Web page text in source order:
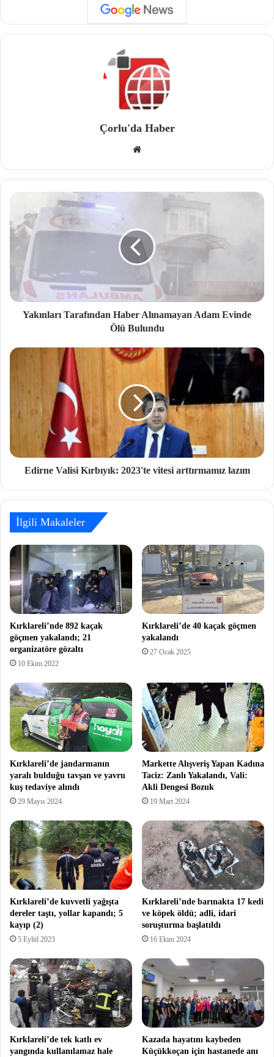
Çorlu'da Haber
site
si
Yakınları Tarafından Haber Alınamayan Adam Evinde
Ölü Bulundu
Edirne Valisi Kırbıyık: 2023'te vitesi arttırmamız lazım
İlgili Makaleler
Kırklareli’nde 892 kaçak
göçmen yakalandı; 21
organizatöre gözaltı
10 Ekim 2022
Kırklareli’de 40 kaçak göçmen
yakalandı
27 Ocak 2025
Kırklareli’de jandarmanın
yaralı bulduğu tavşan ve yavru
kuş tedaviye alındı
29 Mayıs 2024
Markette Alışveriş Yapan Kadına
Taciz: Zanlı Yakalandı, Vali:
Akli Dengesi Bozuk
19 Mart 2024
Kırklareli’de kuvvetli yağışta
dereler taştı, yollar kapandı; 5
kayıp (2)
5 Eylül 2023
Kırklareli’nde barınakta 17 kedi
ve köpek öldü; adli, idari
soruşturma başlatıldı
16 Ekim 2024
Kırklareli’de tek katlı ev
yangında kullanılamaz hale
Kazada hayatını kaybeden
Küçükkoçan için hastanede anı